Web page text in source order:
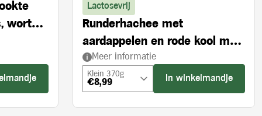
wortel
Lactosevrij
Runderhachee met
aardappelen en rode kool met
appel
Meer informatie
Klein 370g
€8,99 In winkelmandje